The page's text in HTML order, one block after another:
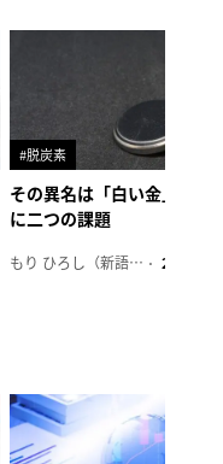
#脱炭素
その異名は「白い金」、リ
に二つの課題
もり ひろし（新語ウォッチャー） 2023年7